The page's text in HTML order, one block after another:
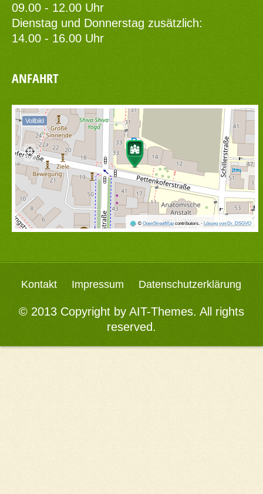
09.00 - 12.00 Uhr
Dienstag und Donnerstag zusätzlich:
14.00 - 16.00 Uhr
ANFAHRT
© OpenStreetMapcontributors. · Lösung von Dr. DSGVO
Vollbild
Kontakt Impressum Datenschutzerklärung
© 2013 Copyright by AIT-Themes. All rights
reserved.